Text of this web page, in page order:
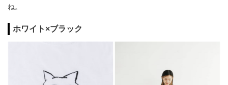
ね。
ホワイト×ブラック